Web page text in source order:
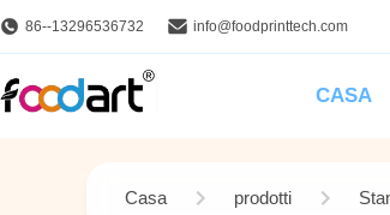
86--13296536732 info@foodprinttech.com
CASA
Casa prodotti